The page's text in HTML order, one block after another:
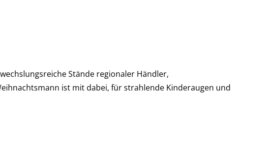
Stände regionaler Händler,
ist mit dabei, für strahlende Kinderaugen und